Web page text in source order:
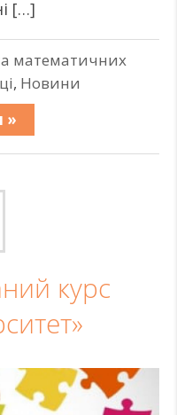
[…]
математичних
, Новини
»
курс